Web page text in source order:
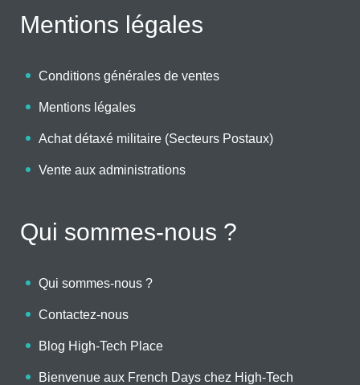
Mentions légales
Conditions générales de ventes
Mentions légales
Achat détaxé militaire (Secteurs Postaux)
Vente aux administrations
Qui sommes-nous ?
Qui sommes-nous ?
Contactez-nous
Blog High-Tech Place
Bienvenue aux French Days chez High-Tech